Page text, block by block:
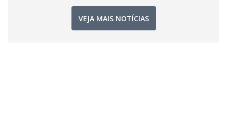
VEJA MAIS NOTÍCIAS